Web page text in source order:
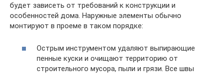
будет зависеть от требований к конструкции и
особенностей дома. Наружные элементы обычно
монтируют в проеме в таком порядке:
Острым инструментом удаляют выпирающие
пенные куски и очищают территорию от
строительного мусора, пыли и грязи. Все швы